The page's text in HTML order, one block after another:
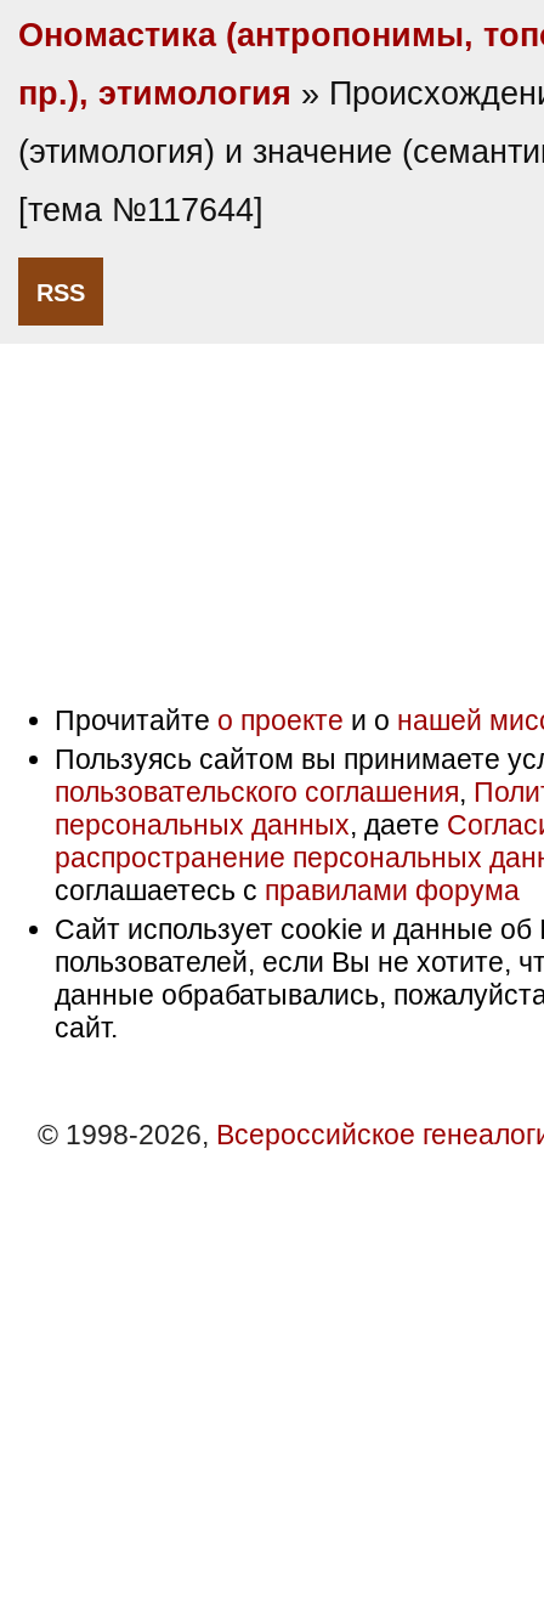
Ономастика (антропонимы,
пр.), этимология »
(этимология) и значение
[тема №117644]
RSS
Прочитайте о проекте и о нашей
Пользуясь сайтом вы принимаете
пользовательского соглашения,
персональных данных, даете
распространение персональных
соглашаетесь с правилами форума
Сайт использует cookie и данные об
пользователей, если Вы не хотите,
данные обрабатывались,
сайт.
© 1998-2026, Всероссийское